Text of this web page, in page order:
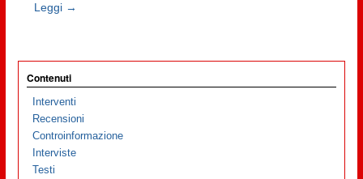
Leggi →
Contenuti
Interventi
Recensioni
Controinformazione
Interviste
Testi